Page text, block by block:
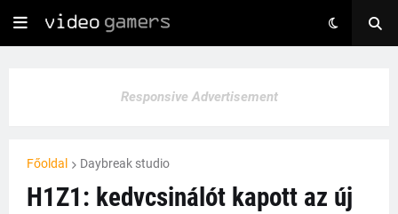
Responsive Advertisement
Főoldal Daybreak studio
H1Z1: kedvcsinálót kapott az új